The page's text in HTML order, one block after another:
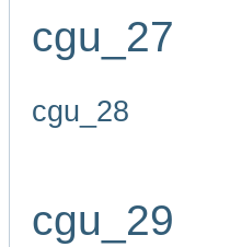
cgu_27
cgu_28
cgu_29